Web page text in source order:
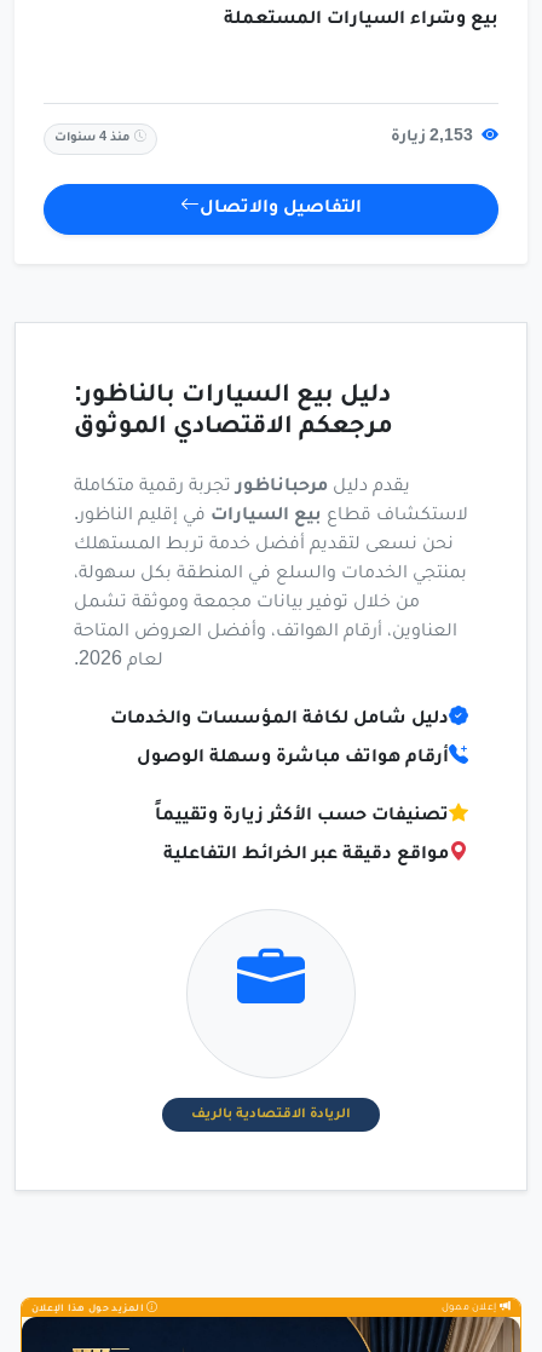
بيع وشراء السيارات المستعملة
منذ 4 سنوات
التفاصيل والاتصال
دليل بيع السيارات بالناظور:
مرجعكم الاقتصادي الموثوق
يقدم دليل مرحباناظورتجربة رقمية متكاملة
لاستكشاف قطاع بيع السيارات في إقليم الناظور.
نحن نسعى لتقديم أفضل خدمة تربط المستهلك
بمنتجي الخدمات والسلع في المنطقة بكل سهولة،
من خلال توفير بيانات مجمعة وموثقة تشمل
العناوين، أرقام الهواتف، وأفضل العروض المتاحة
لعام 2026.
دليل شامل لكافة المؤسسات والخدمات
أرقام هواتف مباشرة وسهلة الوصول
تصنيفات حسب الأكثر زيارة وتقييماً
مواقع دقيقة عبر الخرائط التفاعلية
الريادة الاقتصادية بالريف
إعلان ممول المزيد حول هذا الإعلان